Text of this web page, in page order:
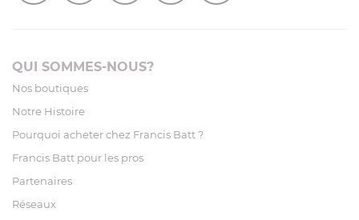
QUI SOMMES-NOUS?
Nos boutiques
Notre Histoire
Pourquoi acheter chez Francis Batt ?
Francis Batt pour les pros
Partenaires
Réseaux